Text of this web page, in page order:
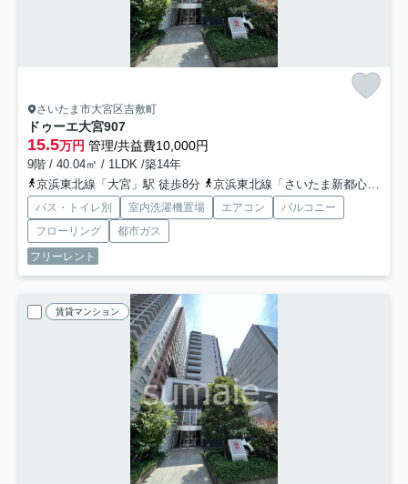
さいたま市大宮区吉敷町
ドゥーエ大宮907
15.5万円 管理/共益費10,000円
9階 / 40.04㎡ / 1LDK /築14年
京浜東北線「大宮」駅 徒歩8分
京浜東北線「さいたま新都心」駅 徒歩15分
バス・トイレ別 室内洗濯機置場 エアコン
バルコニー
フローリング
都市ガス
フリーレント
賃貸マンション